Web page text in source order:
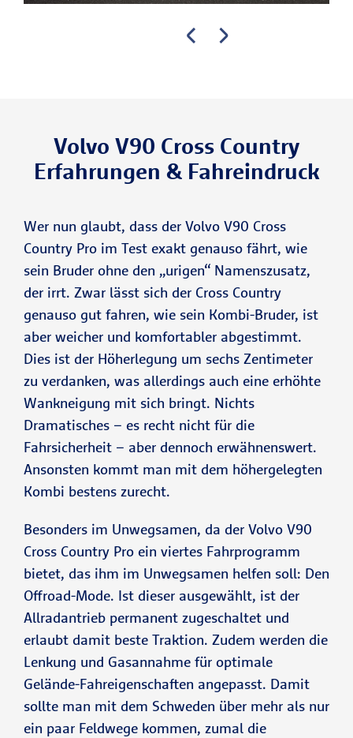
Volvo V90 Cross Country
Erfahrungen & Fahreindruck
Wer nun glaubt, dass der Volvo V90 Cross
Country Pro im Test exakt genauso fährt, wie
sein Bruder ohne den „urigen“ Namenszusatz,
der irrt. Zwar lässt sich der Cross Country
genauso gut fahren, wie sein Kombi-Bruder, ist
aber weicher und komfortabler abgestimmt.
Dies ist der Höherlegung um sechs Zentimeter
zu verdanken, was allerdings auch eine erhöhte
Wankneigung mit sich bringt. Nichts
Dramatisches – es recht nicht für die
Fahrsicherheit – aber dennoch erwähnenswert.
Ansonsten kommt man mit dem höhergelegten
Kombi bestens zurecht.
Besonders im Unwegsamen, da der Volvo V90
Cross Country Pro ein viertes Fahrprogramm
bietet, das ihm im Unwegsamen helfen soll: Den
Offroad-Mode. Ist dieser ausgewählt, ist der
Allradantrieb permanent zugeschaltet und
erlaubt damit beste Traktion. Zudem werden die
Lenkung und Gasannahme für optimale
Gelände-Fahreigenschaften angepasst. Damit
sollte man mit dem Schweden über mehr als nur
ein paar Feldwege kommen, zumal die